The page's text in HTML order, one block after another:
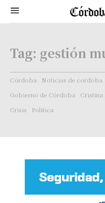
Tag: gestión
Córdoba Noticias de cordoba
Gobierno de Córdoba
Cristina
Crisis
Politica